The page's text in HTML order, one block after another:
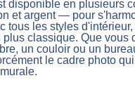
disponible en plusieurs
et argent — pour
tous les styles
classique. Que vous
un couloir ou un
le cadre photo